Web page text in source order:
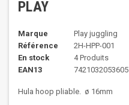
PLAY
Marque
Play juggling
Référence
2H-HPP-001
En stock
4 Produits
EAN13
7421032053605
Hula hoop pliable. ø 16mm